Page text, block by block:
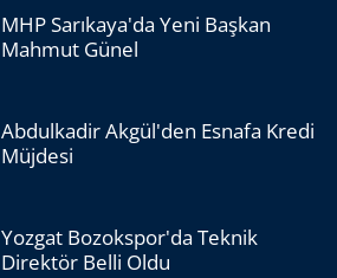
MHP Sarıkaya'da Yeni Başkan
Mahmut Günel
Abdulkadir Akgül'den Esnafa Kredi
Müjdesi
Yozgat Bozokspor'da Teknik
Direktör Belli Oldu